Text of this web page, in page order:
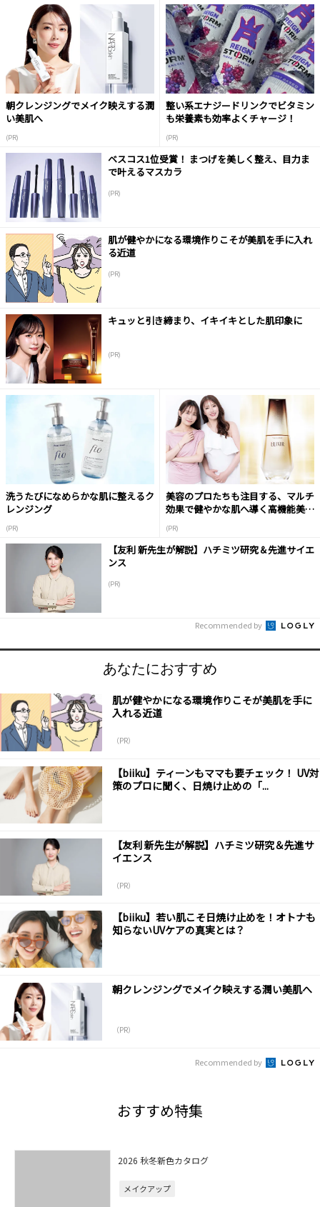
朝クレンジングでメイク映えする潤
い美肌へ
(PR)
整い系エナジードリンクでビタミン
も栄養素も効率よくチャージ！
(PR)
ベスコス1位受賞！ まつげを美しく整え、目力ま
で叶えるマスカラ
(PR)
肌が健やかになる環境作りこそが美肌を手に入れ
る近道
(PR)
キュッと引き締まり、イキイキとした肌印象に
(PR)
洗うたびになめらかな肌に整えるク
レンジング
(PR)
美容のプロたちも注目する、マルチ
効果で健やかな肌へ導く高機能美容
(PR)
【友利 新先生が解説】ハチミツ研究＆先進サイエ
ンス
(PR)
Recommended by
あなたにおすすめ
肌が健やかになる環境作りこそが美肌を手に
入れる近道
（PR）
【biiku】ティーンもママも要チェック！ UV対
策のプロに聞く、日焼け止めの「...
【友利 新先生が解説】ハチミツ研究＆先進サ
イエンス
（PR）
【biiku】若い肌こそ日焼け止めを！オトナも
知らないUVケアの真実とは？
朝クレンジングでメイク映えする潤い美肌へ
（PR）
Recommended by
おすすめ特集
2026 秋冬新色カタログ
メイクアップ